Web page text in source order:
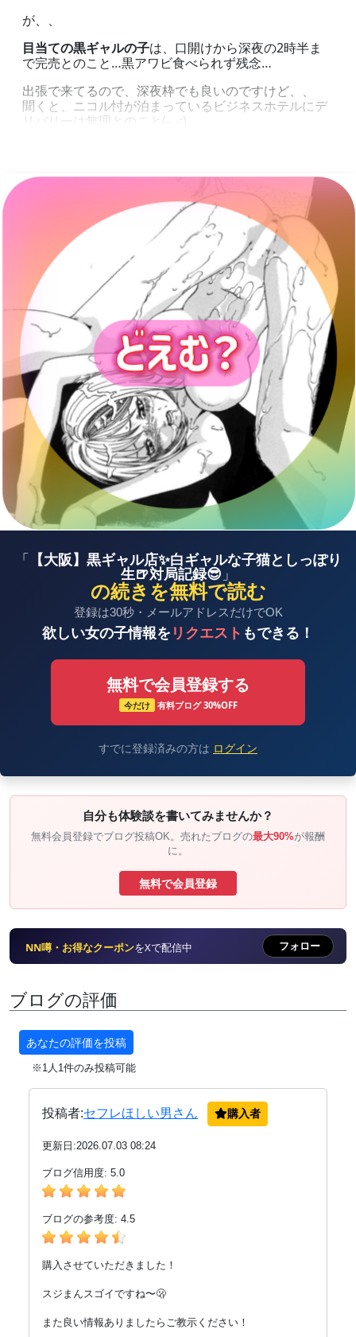
が、、
目当ての黒ギャルの子は、口開けから深夜の2時半ま
で完売とのこと…黒アワビ食べられず残念…
出張で来てるので、深夜枠でも良いのですけど、、
聞くと、ニコル忖が泊まっているビジネスホテルにデ
リバリーは無理とのこと(-_-;)
ビジホで宿代浮かす計画もぱーですし・・・・
女の子の情報
お店のスタッフさんと、今から入れる子のお勧めを相
談します。
黒ギャルではないものの、お店一推しの子が、このあ
と21時から入れるとのこと。
「指名料の高い子ですが、初めてのお客様なら5千円
引きですよ」と。商売上手です。
お店イチオシっていうくらいですから、自信があるの
でしょう（お茶引き嬢を当てがうのじゃないと信じ
て）その子にします。
名前を教えてもらって、プロフィールを見ると 「ド
M」
とのこと。
まぁ、こういうのは集客のためにスタッフさんが書い
ているのでしょうけど、それはそれで期待はできま
す。
★★★★
可愛いですね
小顔でショートボブ。お目めクリクリでおしゃれさん
本人曰く「現役の頃の峯岸みなみに似ているって言わ
れるんやけど、よくわからない(^-^)」とのこと。
（実は自分もよく知りません・・・AKB？）
スタイル
小柄ですらっとスリム、なんかドストライクの子が来
ちゃいました。
限定のところに写メ載せてみましたが、プロポーショ
ンすごいです。
おっぱい
★★★★★
どちらかというと、ちっぱいですが、美乳です。
乳輪がほとんど目立たず、ちょこんと乳首がのってる
感じ。
感じやすくてよいパイでした。
あそこ
★★★★★★★★
手剃りパイパンでVIOは青々としていますが、ビラは
「
【大阪】黒ギャル店✨白ギャルな子猫としっぽり
生🍺対局記録😎 」
の続きを無料で読む
登録は30秒・メールアドレスだけでOK
欲しい女の子情報を リクエスト もできる！
無料で会員登録する
今だけ 有料ブログ 30%OFF
すでに登録済みの方は ログイン
自分も体験談を書いてみませんか？
無料会員登録でブログ投稿OK。売れたブログの最大90%が報酬
に。
無料で会員登録
NN噂・お得なクーポンをXで配信中 フォロー
ブログの評価
あなたの評価を投稿
※1人1件のみ投稿可能
投稿者:セフレほしい男さん 購入者
更新日:2026.07.03 08:24
ブログ信用度: 5.0
ブログの参考度: 4.5
購入させていただきました！
スジまんスゴイですね〜🫢
また良い情報ありましたらご教示ください！